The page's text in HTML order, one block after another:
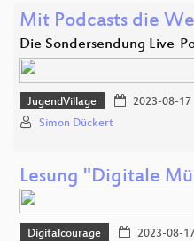
Mit Podcasts die
Die Sondersendung Live-
JugendVillage 2023-08-17
Simon Dückert
Lesung "Digitale
Digitalcourage 2023-08-